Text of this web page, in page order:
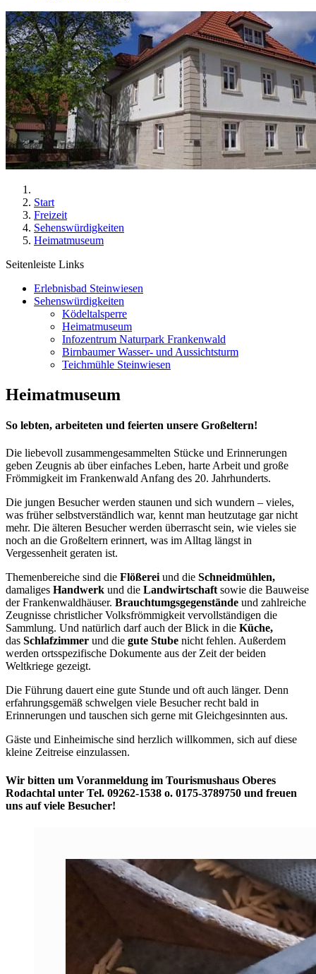
Start
Freizeit
Sehenswürdigkeiten
Heimatmuseum
Seitenleiste Links
Erlebnisbad Steinwiesen
Sehenswürdigkeiten
Ködeltalsperre
Heimatmuseum
Infozentrum Naturpark Frankenwald
Birnbaumer Wasser- und Aussichtsturm
Teichmühle Steinwiesen
Heimatmuseum
So lebten, arbeiteten und feierten unsere Großeltern!
Die liebevoll zusammengesammelten Stücke und Erinnerungen
geben Zeugnis ab über einfaches Leben, harte Arbeit und große
Frömmigkeit im Frankenwald Anfang des 20. Jahrhunderts.
Die jungen Besucher werden staunen und sich wundern – vieles,
was früher selbstverständlich war, kennt man heutzutage gar nicht
mehr. Die älteren Besucher werden überrascht sein, wie vieles sie
noch an die Großeltern erinnert, was im Alltag längst in
Vergessenheit geraten ist.
Themenbereiche sind die Flößereiund die Schneidmühlen,
damaliges Handwerk und die Landwirtschaftsowie die Bauweise
der Frankenwaldhäuser. Brauchtumgsgegenstände und zahlreiche
Zeugnisse christlicher Volksfrömmigkeit vervollständigen die
Sammlung. Und natürlich darf auch der Blick in die Küche,
das Schlafzimmer und die gute Stube nicht fehlen. Außerdem
werden ortsspezifische Dokumente aus der Zeit der beiden
Weltkriege gezeigt.
Die Führung dauert eine gute Stunde und oft auch länger. Denn
erfahrungsgemäß schwelgen viele Besucher recht bald in
Erinnerungen und tauschen sich gerne mit Gleichgesinnten aus.
Gäste und Einheimische sind herzlich willkommen, sich auf diese
kleine Zeitreise einzulassen.
Wir bitten um Voranmeldung im Tourismushaus Oberes
Rodachtal unter Tel. 09262-1538 o. 0175-3789750 und freuen
uns auf viele Besucher!